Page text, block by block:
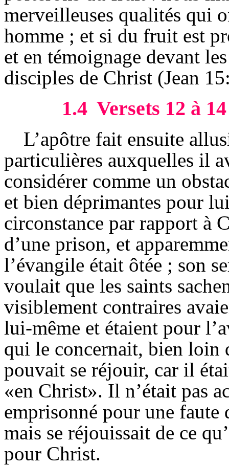
merveilleuses qualités qui
homme ; et si du fruit est
et en témoignage devant
disciples de Christ (Jean
1.4 Versets 12 à 14
L’apôtre fait ensuite
particulières auxquelles il
considérer comme un
et bien déprimantes pour
circonstance par rapport à
d’une prison, et
l’évangile était ôtée ; son
voulait que les saints
visiblement contraires
lui-même et étaient pour
qui le concernait, bien loin
pouvait se réjouir, car il
«en Christ». Il n’était pas
emprisonné pour une
mais se réjouissait de ce
pour Christ.